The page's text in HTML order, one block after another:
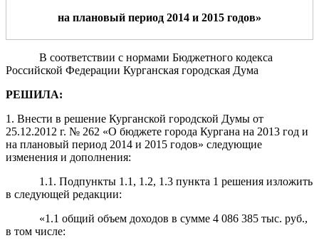
на плановый период 2014 и 2015 годов»
В соответствии с нормами Бюджетного кодекса
Российской Федерации Курганская городская Дума
РЕШИЛА:
1. Внести в решение Курганской городской Думы от
25.12.2012 г. № 262 «О бюджете города Кургана на 2013 год и
на плановый период 2014 и 2015 годов» следующие
изменения и дополнения:
1.1. Подпункты 1.1, 1.2, 1.3 пункта 1 решения изложить
в следующей редакции:
«1.1 общий объем доходов в сумме 4 086 385 тыс. руб.,
в том числе: